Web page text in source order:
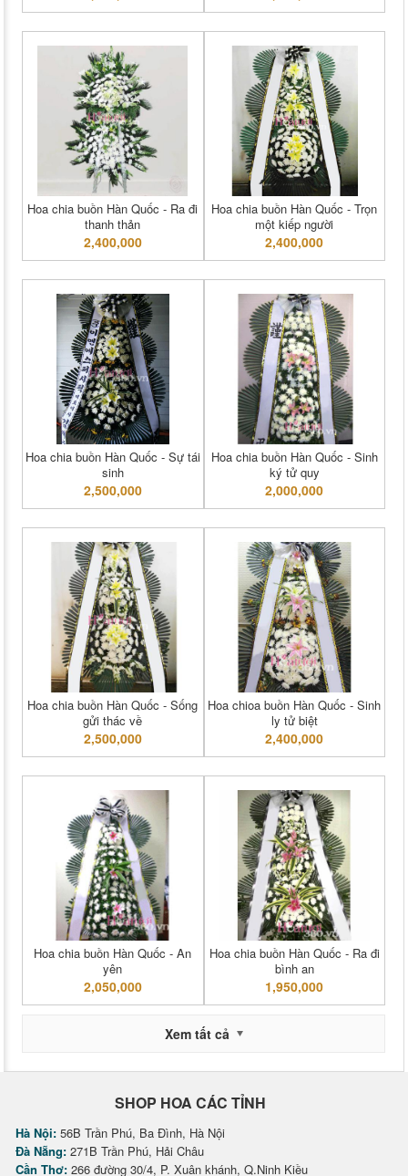
Hoa chia buồn Hàn Quốc - Ra đi
thanh thản
2,400,000
Hoa chia buồn Hàn Quốc - Trọn
một kiếp người
2,400,000
Hoa chia buồn Hàn Quốc - Sự tái
sinh
2,500,000
Hoa chia buồn Hàn Quốc - Sinh
ký tử quy
2,000,000
Hoa chia buồn Hàn Quốc - Sống
gửi thác về
2,500,000
Hoa chioa buồn Hàn Quốc - Sinh
ly tử biệt
2,400,000
Hoa chia buồn Hàn Quốc - An
yên
2,050,000
Hoa chia buồn Hàn Quốc - Ra đi
bình an
1,950,000
Xem tất cả
SHOP HOA CÁC TỈNH
Hà Nội: 56B Trần Phú, Ba Đình, Hà Nội
Đà Nẵng: 271B Trần Phú, Hải Châu
Cần Thơ: 266 đường 30/4, P. Xuân khánh, Q.Ninh Kiều